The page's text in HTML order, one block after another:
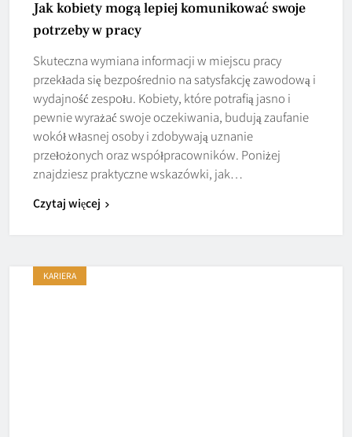
Jak kobiety mogą lepiej komunikować swoje
potrzeby w pracy
Skuteczna wymiana informacji w miejscu pracy
przekłada się bezpośrednio na satysfakcję zawodową i
wydajność zespołu. Kobiety, które potrafią jasno i
pewnie wyrażać swoje oczekiwania, budują zaufanie
wokół własnej osoby i zdobywają uznanie
przełożonych oraz współpracowników. Poniżej
znajdziesz praktyczne wskazówki, jak…
Czytaj więcej
KARIERA